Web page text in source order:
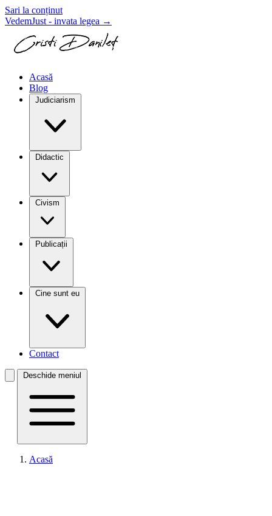
Sari la conținut
VedemJust - invata legea →
Acasă
Blog
Judiciarism
Didactic
Civism
Publicații
Cine sunt eu
Contact
Deschide meniul
Acasă